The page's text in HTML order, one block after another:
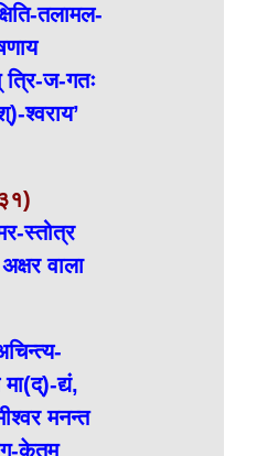
तलामल-
ज-गतः
श्वराय’
स्तोत्र
वाला
द्यं,
मनन्त
केतुम्